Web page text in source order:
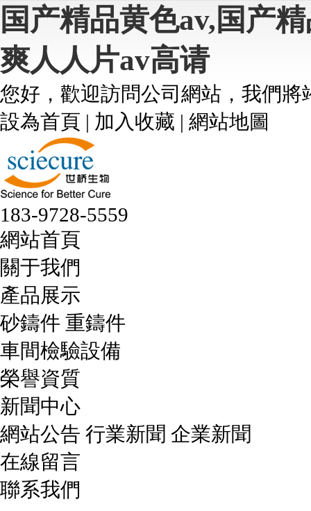
国产精品黄色av,国产
爽人人片av高请
您好，歡迎訪問公司網站，我們將
設為首頁 | 加入收藏 | 網站地圖
183-9728-5559
網站首頁
關于我們
產品展示
砂鑄件 重鑄件
車間檢驗設備
榮譽資質
新聞中心
網站公告 行業新聞 企業新聞
在線留言
聯系我們